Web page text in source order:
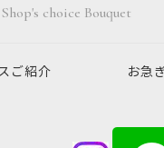
Shop's choice Bouquet
ご紹介 お急